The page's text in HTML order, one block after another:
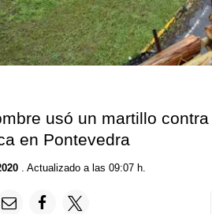
usó un martillo
en Pontevedra
. Actualizado a las 09:07 h.